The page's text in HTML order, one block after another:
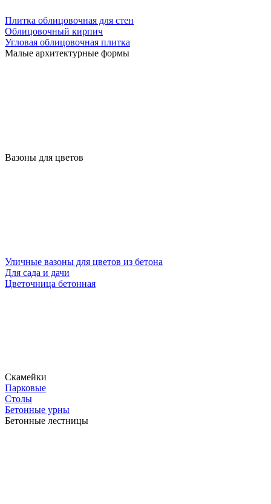
Плитка облицовочная для стен
Облицовочный кирпич
Угловая облицовочная плитка
Малые архитектурные формы
Вазоны для цветов
Уличные вазоны для цветов из бетона
Для сада и дачи
Цветочница бетонная
Скамейки
Парковые
Столы
Бетонные урны
Бетонные лестницы